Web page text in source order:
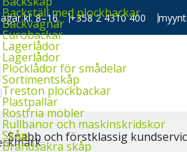
kl. 8–16. +358 2 4310 400
Backställ med plockbackar
Backvagnar
Eurobackar
Lagerlådor
Lagerlådor
Plocklådor för smådelar
Sortimentskåp
Treston plockbackar
Plastpallar
Rostfria möbler
Rullbanor och maskinskridskor
Skåp
Brandsäkra skåp
Snabb och förstklassig